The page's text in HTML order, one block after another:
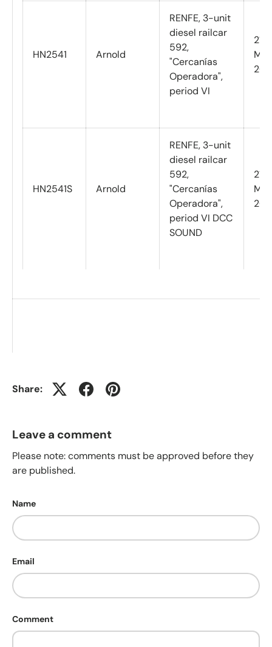
HN2541 Arnold
RENFE, 3-unit
diesel railcar
592,
"Cercanías
Operadora",
period VI
21
Mar
HN2541S Arnold
RENFE, 3-unit
diesel railcar
592,
"Cercanías
Operadora",
period VI DCC
SOUND
21
Mar
Share:
Leave a comment
Please note: comments must be approved before they
are published.
Name
Email
Comment